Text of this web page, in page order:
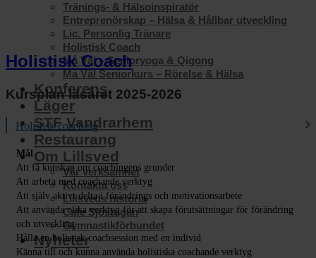
Tränings- & Hälsoinspiratör
Entreprenörskap – Hälsa & Hållbar utveckling
Lic. Personlig Tränare
Holistisk Coach
Må Väl – Senioryoga & Qigong
Må Väl Seniorkurs – Rörelse & Hälsa
Konferens
Läger
STF Vandrarhem
Restaurang
Om Lillsved
Vår verksamhet
Kontakta oss
Lillsveds historia
Cafe Sjöstugan
Gymnastikförbundet
Nyheter
Holistisk Coach
Kursplan läsåret 2025-2026
Holistisk coaching
Mål
Att få kunskap om coachingens grunder
Att arbeta med coachande verktyg
Att själv aktivt delta i förändrings och motivationsarbete
Att använda olika verktyg för att skapa förutsättningar för förändring
och utveckling
Hålla en holistisk coachsession med en individ
Känna till och kunna använda holistiska coachande verktyg